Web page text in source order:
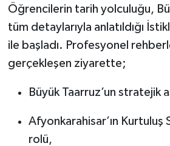
Öğrencilerin tarih yolculuğu,
tüm detaylarıyla anlatıldığı
ile başladı. Profesyonel
gerçekleşen ziyarette;
Büyük Taarruz’un stratejik
Afyonkarahisar’ın Kurtuluş
rolü,